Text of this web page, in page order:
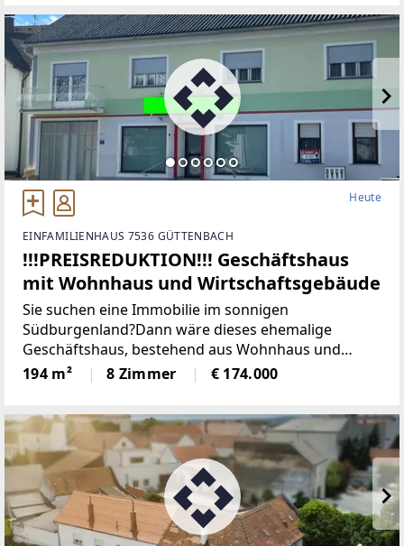
Heute
EINFAMILIENHAUS 7536 GÜTTENBACH
!!!PREISREDUKTION!!! Geschäftshaus
mit Wohnhaus und Wirtschaftsgebäude
Sie suchen eine Immobilie im sonnigen
Südburgenland?Dann wäre dieses ehemalige
Geschäftshaus, bestehend aus Wohnhaus und
Wirtschaftsgebäude in der Golf- und
Thermenregion genau das "Richtige".Mit diesem
194 m² 8 Zimmer € 174.000